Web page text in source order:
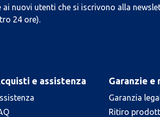
nuovi utenti che si iscrivono alla
24 ore).
e assistenza Garanzie e
Garanzia
Ritiro